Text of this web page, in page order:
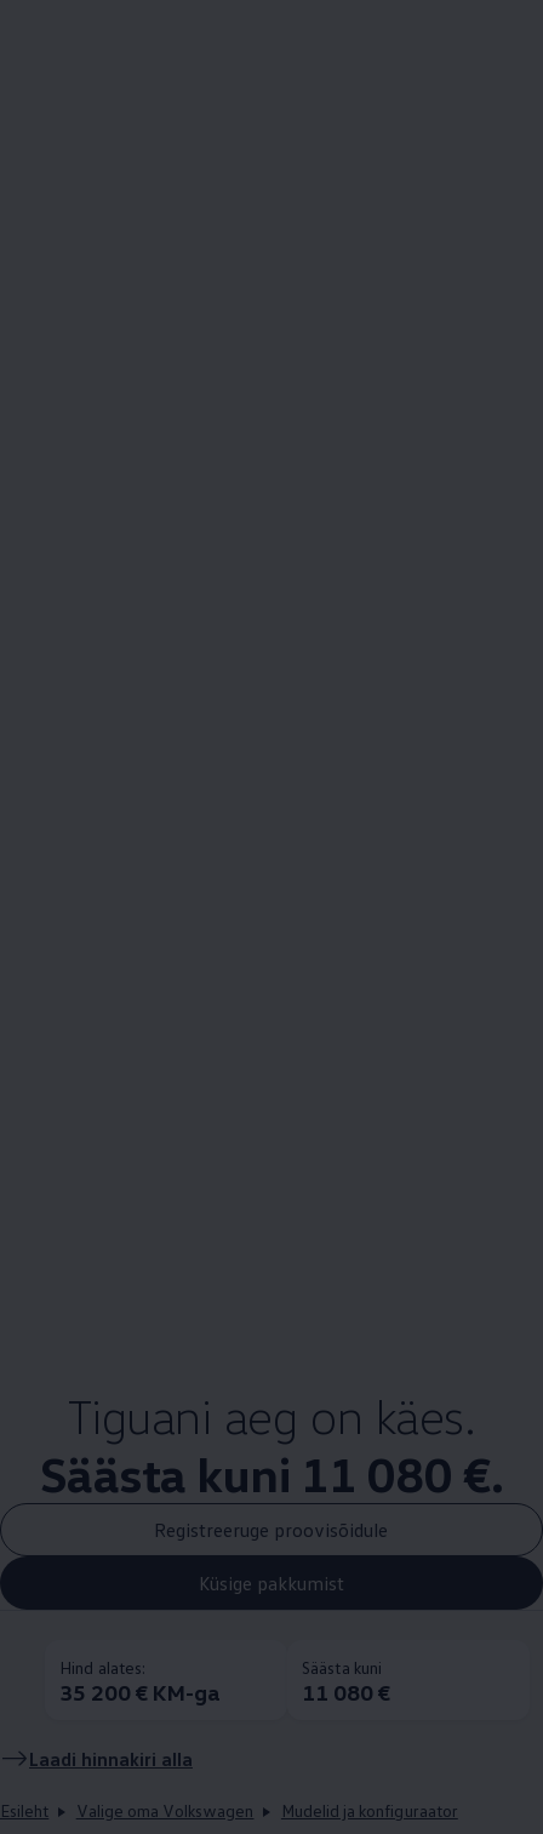
Tiguani aeg on käes.
Säästa kuni 11 080 €.
Registreeruge proovisõidule
Küsige pakkumist
Hind alates:
35 200 € KM-ga
Säästa kuni
11 080 €
Laadi hinnakiri alla
Esileht Valige oma Volkswagen Mudelid ja konfiguraator